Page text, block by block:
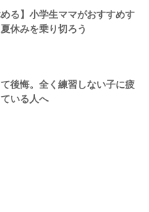
める】小学生ママがおすすめす
休みを乗り切ろう
後悔。全く練習しない子に疲
いる人へ